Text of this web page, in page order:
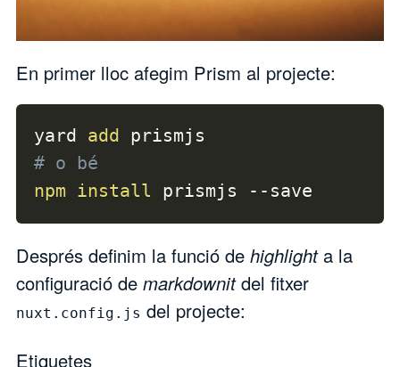
En primer lloc afegim Prism al projecte:
yard add
# o bé
npm install prismjs --save
Després definim la funció de highlighta la
configuració de markdownitdel fitxer
nuxt.config.js del projecte:
Etiquetes